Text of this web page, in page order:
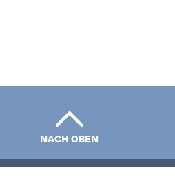
NACH OBEN
Impressum | Datenschutz